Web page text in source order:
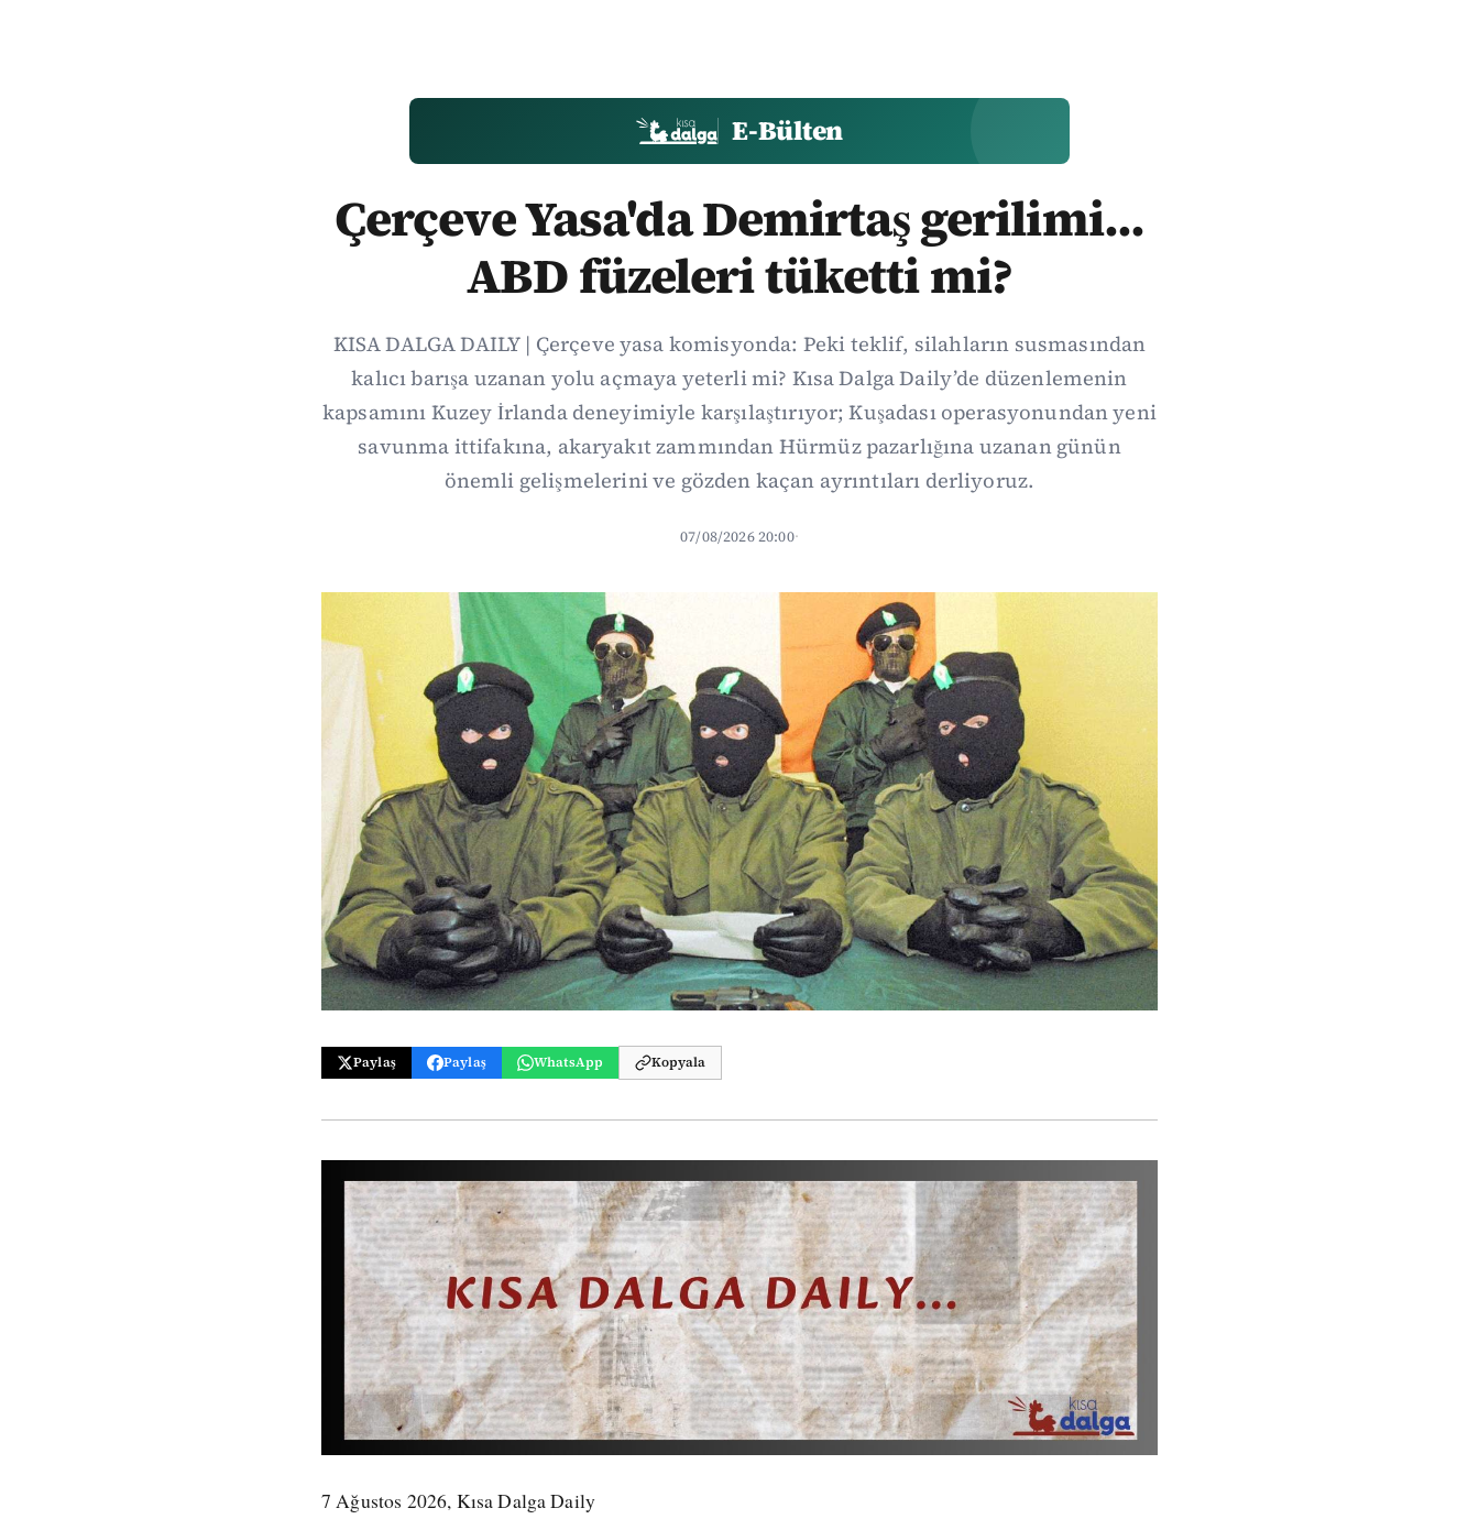
E-Bülten
Çerçeve Yasa'da Demirtaş gerilimi...
ABD füzeleri tüketti mi?
KISA DALGA DAILY | Çerçeve yasa komisyonda: Peki teklif, silahların susmasından
kalıcı barışa uzanan yolu açmaya yeterli mi? Kısa Dalga Daily’de düzenlemenin
kapsamını Kuzey İrlanda deneyimiyle karşılaştırıyor; Kuşadası operasyonundan yeni
savunma ittifakına, akaryakıt zammından Hürmüz pazarlığına uzanan günün
önemli gelişmelerini ve gözden kaçan ayrıntıları derliyoruz.
07/08/2026 20:00·
Paylaş Paylaş WhatsApp Kopyala
7 Ağustos 2026, Kısa Dalga Daily